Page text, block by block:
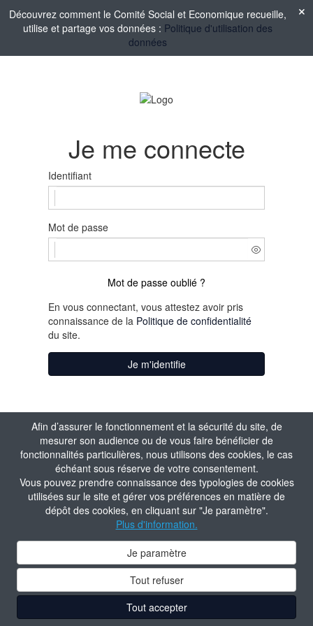
Afin d’assurer le fonctionnement et la sécurité du site, de
mesurer son audience ou de vous faire bénéficier de
fonctionnalités particulières, nous utilisons des cookies, le cas
échéant sous réserve de votre consentement.
Vous pouvez prendre connaissance des typologies de cookies
utilisées sur le site et gérer vos préférences en matière de
dépôt des cookies, en cliquant sur "Je paramètre".
Plus d'information.
Je paramètre
Tout refuser
Tout accepter
Découvrez comment le Comité Social et Economique recueille,
utilise et partage vos données : Politique d'utilisation des
données
Je me connecte
Identifiant
Mot de passe
Mot de passe oublié ?
En vous connectant, vous attestez avoir pris
connaissance de la Politique de confidentialité
du site.
Je m'identifie